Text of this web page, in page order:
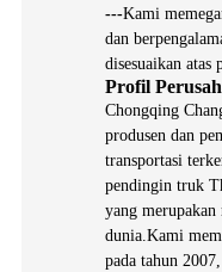
---Kami
dan
disesuaikan atas
Profil
Chongqing
produsen dan
transportasi
pendingin truk
yang
dunia.Kami
pada tahun